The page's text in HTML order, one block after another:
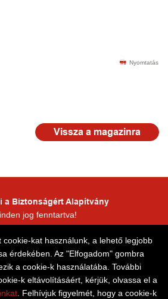
Nyomtatás
Vissza a magazinra
kat használunk, a lehető legjobb
érdekében. Az "Elfogadom" gombra
a cookie-k használatába. További
k eltávolításáért, kérjük, olvassa el a
. Felhívjuk figyelmét, hogy a cookie-k
a Biztonságért Alapítvány
jog fenntartva!
adatkezelés
Honlaptérkép